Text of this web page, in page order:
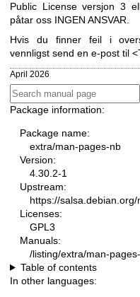
Public License versjon 3
påtar oss INGEN ANSVAR.
Hvis du finner feil i
vennligst send en e-post til
April 2026
Package information:
Package name:
extra/man-pages-nb
Version:
4.30.2-1
Upstream:
https://
Licenses:
GPL3
Manuals:
/listing/extra/man-
Table of contents
In other languages: